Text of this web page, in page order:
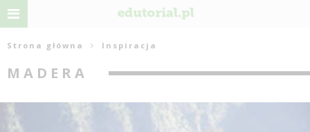
Strona główna Inspiracja
MADERA